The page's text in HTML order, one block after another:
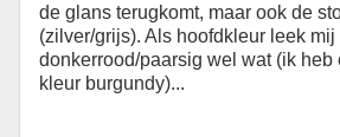
de glans terugkomt, maar ook de
(zilver/grijs). Als hoofdkleur leek mij
donkerrood/paarsig wel wat (ik heb
kleur burgundy)...